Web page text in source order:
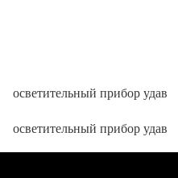
осветительный прибор удав
осветительный прибор удав